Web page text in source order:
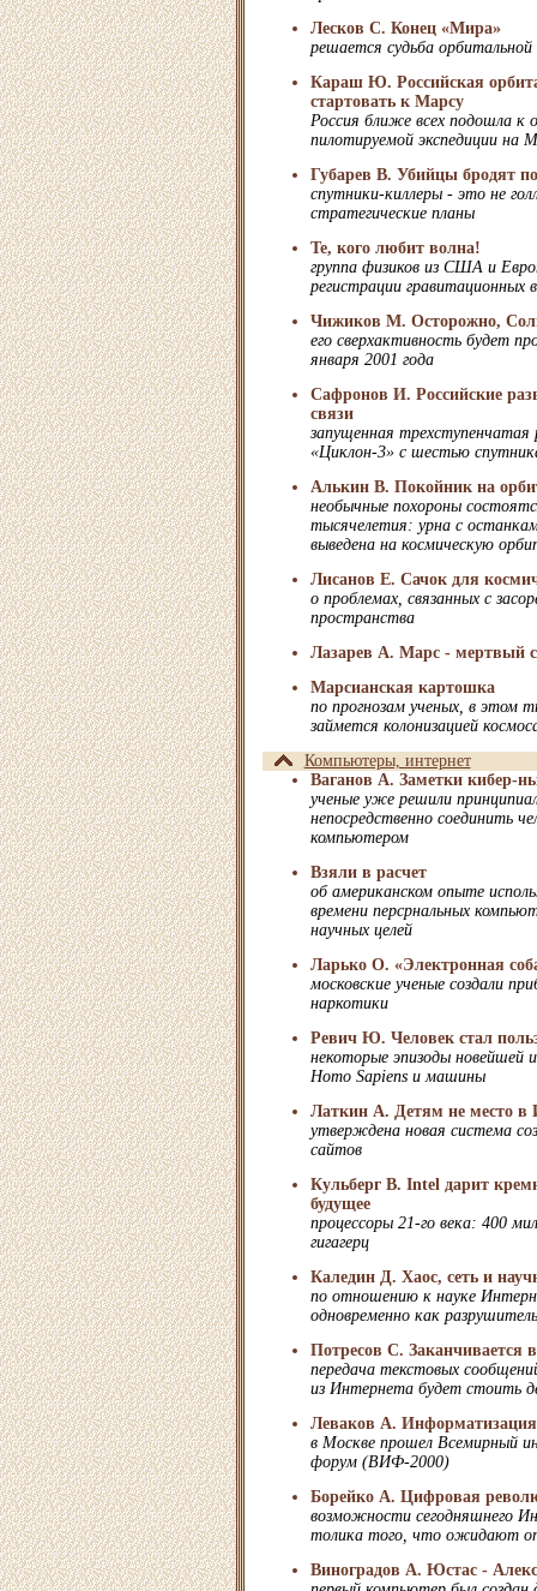
Лесков С. Конец «Мира»
решается судьба
Караш Ю. Российская
стартовать к Марсу
Россия ближе всех подошла к
пилотируемой экспедиции на
Губарев В. Убийцы бродят
спутники-киллеры - это не
стратегические планы
Те, кого любит волна!
группа физиков из США и
регистрации гравитационных
Чижиков М. Осторожно,
его сверхактивность будет
января 2001 года
Сафронов И. Российские
связи
запущенная трехступенчатая
«Циклон-3» с шестью
Алькин В. Покойник на
необычные похороны
тысячелетия: урна с
выведена на космическую
Лисанов Е. Сачок для
о проблемах, связанных с
пространства
Лазарев А. Марс - мертвый
Марсианская картошка
по прогнозам ученых, в этом
займется колонизацией
Компьютеры, интернет
Ваганов А. Заметки кибер-
ученые уже решили
непосредственно соединить
компьютером
Взяли в расчет
об американском опыте
времени персрнальных
научных целей
Ларько О. «Электронная
московские ученые создали
наркотики
Ревич Ю. Человек стал
некоторые эпизоды новейшей
Homo Sapiens и машины
Латкин А. Детям не место в
утверждена новая система
сайтов
Кульберг В. Intel дарит
будущее
процессоры 21-го века: 400
гигагерц
Каледин Д. Хаос, сеть и
по отношению к науке
одновременно как
Потресов С. Заканчивается
передача текстовых
из Интернета будет стоить
Леваков А.
в Москве прошел Всемирный
форум (ВИФ-2000)
Борейко А. Цифровая
возможности сегодняшнего
толика того, что ожидают
Виноградов А. Юстас -